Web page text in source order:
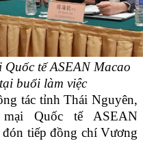
tế ASEAN Macao
buổi làm việc
tác tỉnh Thái Nguyên,
Quốc tế ASEAN
tiếp đồng chí Vương